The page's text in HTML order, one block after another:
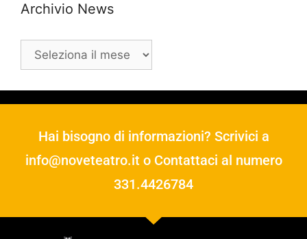
Archivio News
Hai bisogno di informazioni? Scrivici a
info@noveteatro.ito Contattaci al numero
331.4426784